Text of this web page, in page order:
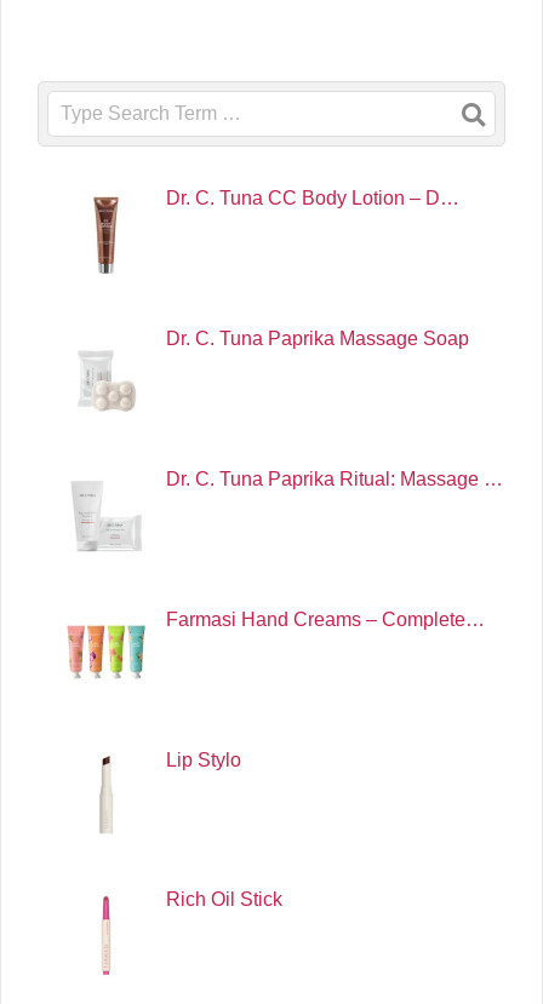
Search
Dr. C. Tuna CC Body Lotion – D…
Dr. C. Tuna Paprika Massage Soap
Dr. C. Tuna Paprika Ritual: Massage …
Farmasi Hand Creams – Complete…
Lip Stylo
Rich Oil Stick